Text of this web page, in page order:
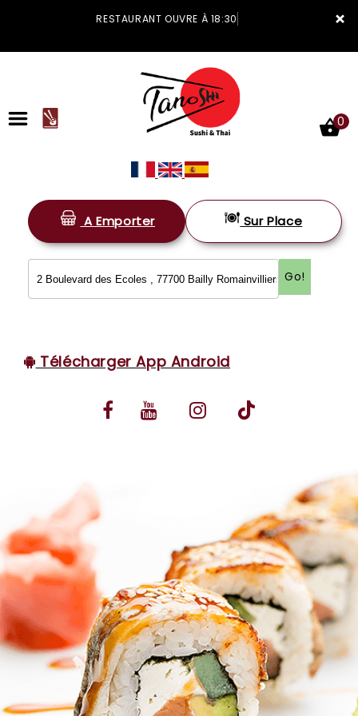
×
RESTAURANT OUVRE À 18:30
ACCUEIL
LA CARTE
VOS AVIS
MENTIONS LÉGALES
0
A Emporter Sur Place
Go!
Télécharger App Android